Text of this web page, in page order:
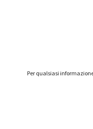
Per qualsiasi